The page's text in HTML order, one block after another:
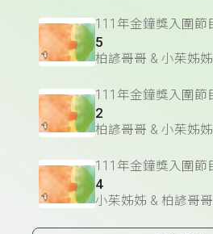
5
柏諺哥哥 & 小茱姊姊
2
柏諺哥哥 & 小茱姊姊
4
小茱姊姊 & 柏諺哥哥